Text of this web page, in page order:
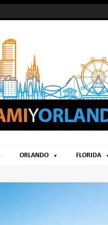
ORLANDO FLORIDA